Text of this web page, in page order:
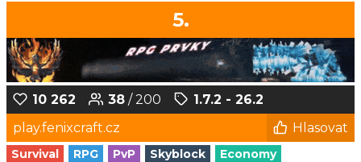
5.
10 262 38 / 200
1.7.2 - 26.2
play.fenixcraft.cz
Hlasovat
Survival RPG PvP Skyblock Economy